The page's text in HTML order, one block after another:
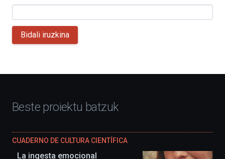
Bidali iruzkina
Beste proiektu batzuk
CUADERNO DE CULTURA CIENTÍFICA
La ingesta emocional